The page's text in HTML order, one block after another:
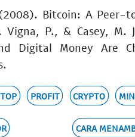
Bitcoin: A Peer-
Vigna, P., & Casey,
Digital Money Are
PROFIT CRYPTO
CARA